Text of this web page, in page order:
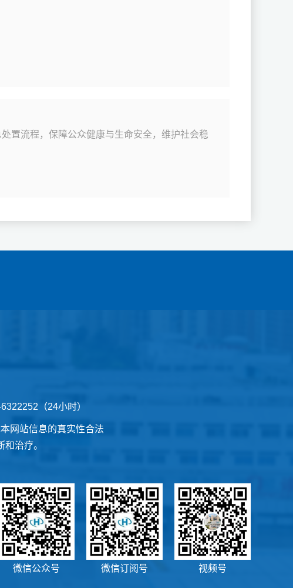
置流程，保障公众健康与生命安全，维护社会稳
（24小时）
网站信息的真实性合法
治疗。
微信公众号 微信订阅号 视频号